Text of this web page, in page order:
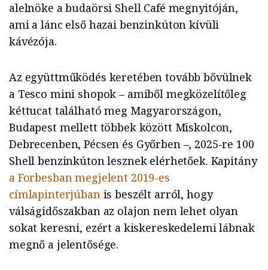
alelnöke a budaörsi Shell Café megnyitóján,
ami a lánc első hazai benzinkúton kívüli
kávézója.
Az együttműködés keretében tovább bővülnek
a Tesco mini shopok – amiből megközelítőleg
kéttucat található meg Magyarországon,
Budapest mellett többek között Miskolcon,
Debrecenben, Pécsen és Győrben –, 2025-re 100
Shell benzinkúton lesznek elérhetőek. Kapitány
a Forbesban megjelent 2019-es
címlapinterjúbanis beszélt arról, hogy
válságidőszakban az olajon nem lehet olyan
sokat keresni, ezért a kiskereskedelemi lábnak
megnő a jelentősége.